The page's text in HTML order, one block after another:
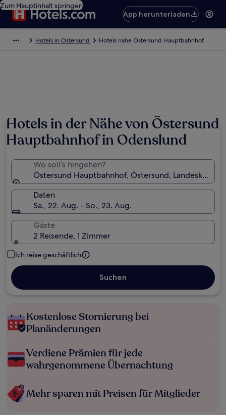
Zum Hauptinhalt springen
App herunterladen
Hotels in Östersund Hotels nahe Östersund Hauptbahnhof
Hotels in der Nähe von Östersund
Hauptbahnhof in Odenslund
Wo soll’s hingehen?
Östersund Hauptbahnhof, Östersund, Landeskreis
Daten
Sa., 22. Aug. - So., 23. Aug.
Gäste
2 Reisende, 1 Zimmer
Ich reise geschäftlich
Suchen
Kostenlose Stornierung bei
Planänderungen
Verdiene Prämien für jede
wahrgenommene Übernachtung
Mehr sparen mit Preisen für Mitglieder